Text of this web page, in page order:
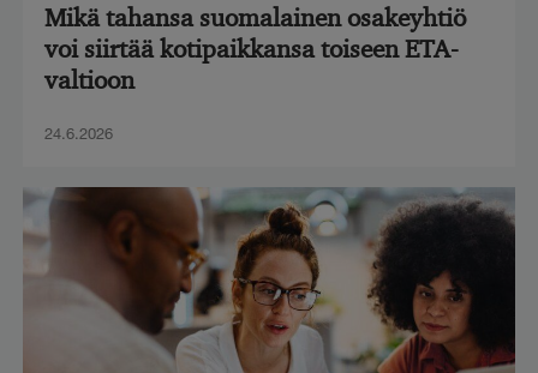
Mikä tahansa suomalainen osakeyhtiö
voi siirtää kotipaikkansa toiseen ETA-
valtioon
24.6.2026